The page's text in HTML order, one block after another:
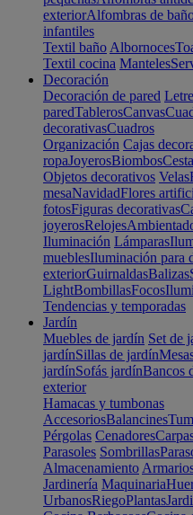
exteriorAlfombras de
infantiles
Textil baño Albornoces
Textil cocina Manteles
Decoración
Decoración de pared
paredTablerosCanvas
decorativasCuadros
Organización Cajas
ropaJoyerosBiombos
Objetos decorativos Velas
mesaNavidadFlores
fotosFiguras decorativas
joyerosRelojes
Iluminación Lámparas
mueblesIluminación para
exteriorGuirnaldasBalizas
LightBombillasFocos
Tendencias y temporadas
Jardín
Muebles de jardín Set de
jardínSillas de jardín
jardínSofás jardínBancos
exterior
Hamacas y tumbonas
AccesoriosBalancines
Pérgolas Cenadores
Parasoles Sombrillas
Almacenamiento
Jardinería Maquinaria
UrbanosRiegoPlantas